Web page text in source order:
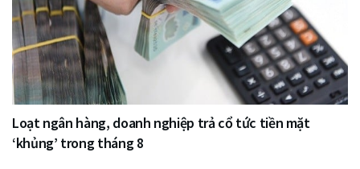
Loạt ngân hàng, doanh nghiệp trả cổ tức tiền mặt
‘khủng’ trong tháng 8